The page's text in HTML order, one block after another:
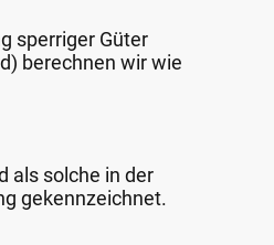
sperriger Güter
berechnen wir wie
als solche in der
gekennzeichnet.